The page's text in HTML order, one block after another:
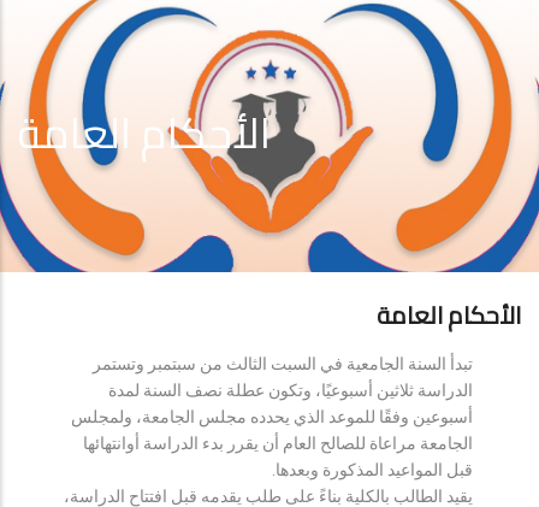
الأحكام العامة
الأحكام العامة
تبدأ السنة الجامعية في السبت الثالث من سبتمبر وتستمر
الدراسة ثلاثين أسبوعيًا، وتكون عطلة نصف السنة لمدة
أسبوعين وفقًا للموعد الذي يحدده مجلس الجامعة، ولمجلس
الجامعة مراعاة للصالح العام أن يقرر بدء الدراسة أوانتهائها
قبل المواعيد المذكورة وبعدها.
يقيد الطالب بالكلية بناءً على طلب يقدمه قبل افتتاح الدراسة،